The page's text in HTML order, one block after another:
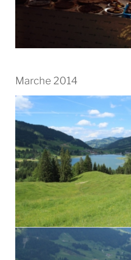
Marche 2014